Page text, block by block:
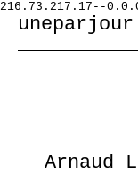
216.73.217.17--
Arnaud